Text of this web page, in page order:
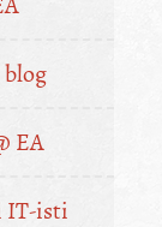
EA
IT-isti